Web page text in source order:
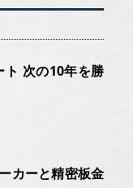
ト 次の10年を勝
カーと精密板金